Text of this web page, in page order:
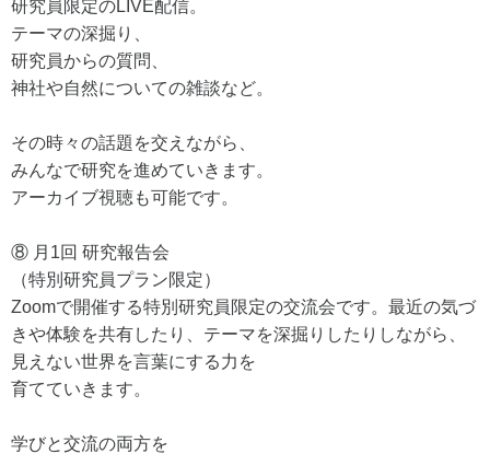
研究員限定のLIVE配信。
テーマの深掘り、
研究員からの質問、
神社や自然についての雑談など。
その時々の話題を交えながら、
みんなで研究を進めていきます。
アーカイブ視聴も可能です。
⑧ 月1回 研究報告会
（特別研究員プラン限定）
Zoomで開催する特別研究員限定の交流会です。最近の気づ
きや体験を共有したり、テーマを深掘りしたりしながら、
見えない世界を言葉にする力を
育てていきます。
学びと交流の両方を